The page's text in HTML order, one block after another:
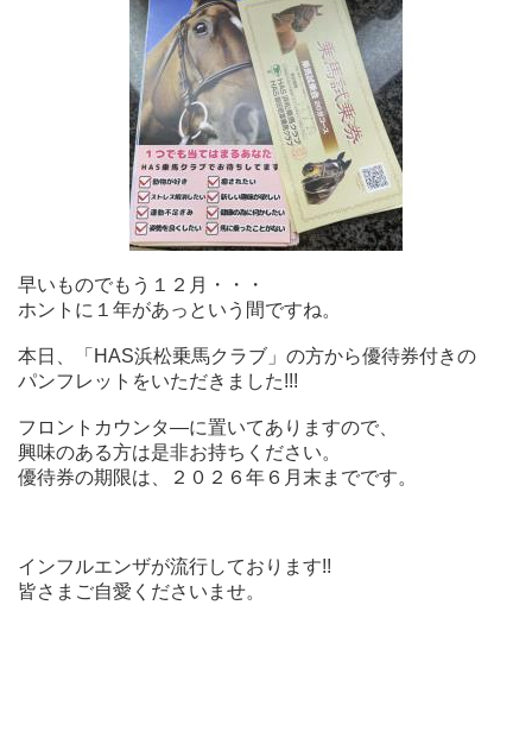
早いものでもう１２月・・・
ホントに１年があっという間ですね。
本日、「HAS浜松乗馬クラブ」の方から優待券付きの
パンフレットをいただきました!!!
フロントカウンタ―に置いてありますので、
興味のある方は是非お持ちください。
優待券の期限は、２０２６年６月末までです。
インフルエンザが流行しております!!
皆さまご自愛くださいませ。